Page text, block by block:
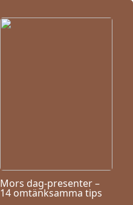
Mors dag-presenter –
14 omtänksamma tips